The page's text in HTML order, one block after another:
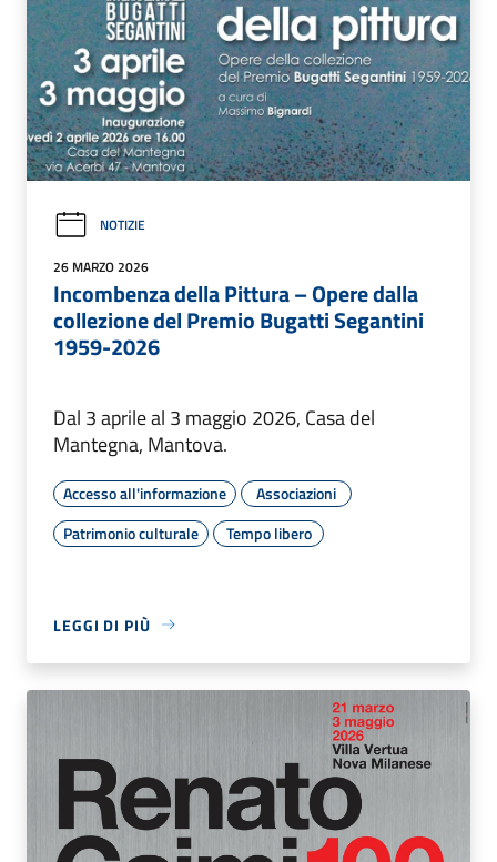
NOTIZIE
26 MARZO 2026
Incombenza della Pittura – Opere dalla
collezione del Premio Bugatti Segantini
1959-2026
Dal 3 aprile al 3 maggio 2026, Casa del
Mantegna, Mantova.
Accesso all'informazione
Associazioni
Patrimonio culturale
Tempo libero
LEGGI DI PIÙ